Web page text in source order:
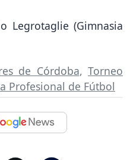
Legrotaglie (Gimnasia
de Córdoba, Torneo
Profesional de Fútbol